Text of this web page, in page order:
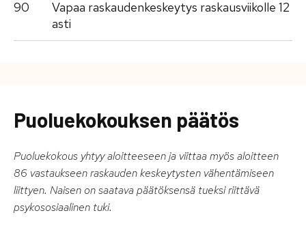
90
Vapaa raskaudenkeskeytys raskausviikolle 12
asti
Puoluekokouksen päätös
Puoluekokous yhtyy aloitteeseen ja viittaa myös aloitteen
86 vastaukseen raskauden keskeytysten vähentämiseen
liittyen. Naisen on saatava päätöksensä tueksi riittävä
psykososiaalinen tuki.